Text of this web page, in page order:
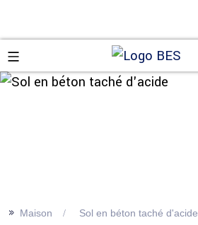
>> Maison Sol en béton taché d'acide